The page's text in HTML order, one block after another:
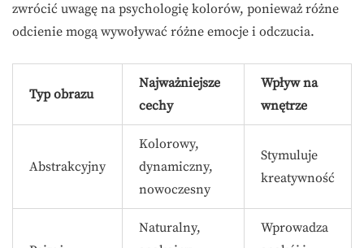
zwrócić uwagę na psychologię kolorów, ponieważ różne
odcienie mogą wywoływać różne emocje i odczucia.
Typ obrazu
Najważniejsze
cechy
Wpływ na
wnętrze
Abstrakcyjny
Kolorowy,
dynamiczny,
nowoczesny
Stymuluje
kreatywność
Naturalny,
Wprowadza